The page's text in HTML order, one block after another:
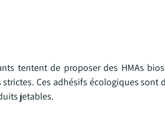
tentent de proposer des HMAs
Ces adhésifs écologiques sont
jetables.